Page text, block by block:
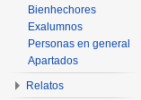
Bienhechores
Exalumnos
Personas en general
Apartados
Relatos